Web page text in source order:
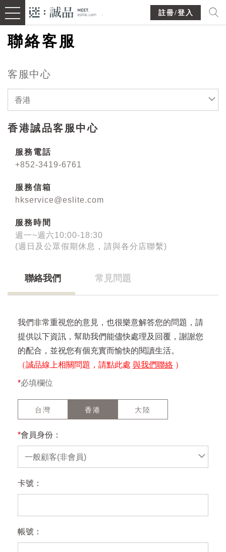
註冊/登入
聯絡客服
客服中心
香港
香港誠品客服中心
服務電話
+852-3419-6761
服務信箱
hkservice@eslite.com
服務時間
週一~週六10:00-18:30
(週日及公眾假期休息，請與各分店聯繫)
聯絡我們 常見問題
我們非常重視您的意見，也很樂意解答您的問題，請
提供以下資訊，幫助我們能儘快處理及回覆，謝謝您
的配合，並祝您有個充實而愉快的閱讀生活。
（誠品線上相關問題，請點此處 與我們聯絡 ）
*必填欄位
台灣 香港 大陸
*會員身份：
一般顧客(非會員)
卡號：
帳號：